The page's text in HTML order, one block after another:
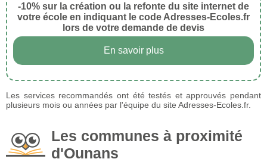
-10% sur la création ou la refonte du site internet de
votre école en indiquant le code Adresses-Ecoles.fr
lors de votre demande de devis
En savoir plus
Les services recommandés ont été testés et approuvés pendant
plusieurs mois ou années par l'équipe du site Adresses-Ecoles.fr.
Les communes à proximité
d'Ounans